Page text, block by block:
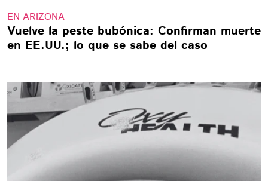
EN ARIZONA
Vuelve la peste bubónica: Confirman muerte
en EE.UU.; lo que se sabe del caso